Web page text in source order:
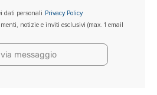
dati personali
Privacy Policy
notizie e inviti esclusivi (max. 1 email